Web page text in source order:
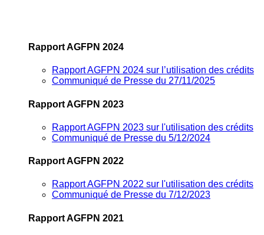
Rapport AGFPN 2024
Rapport AGFPN 2024 sur l’utilisation des crédits
Communiqué de Presse du 27/11/2025
Rapport AGFPN 2023
Rapport AGFPN 2023 sur l'utilisation des crédits
Communiqué de Presse du 5/12/2024
Rapport AGFPN 2022
Rapport AGFPN 2022 sur l'utilisation des crédits
Communiqué de Presse du 7/12/2023
Rapport AGFPN 2021